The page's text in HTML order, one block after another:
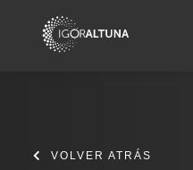
VOLVER ATRÁS